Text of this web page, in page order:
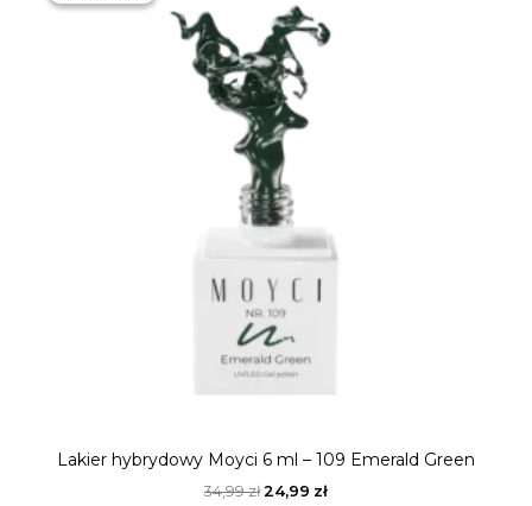
Lakier hybrydowy Moyci 6 ml – 109 Emerald Green
34,99zł
34,99 zł.
24,99 zł